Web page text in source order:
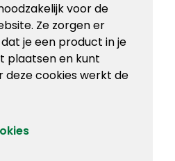
voor de
Ze zorgen er
je een product in je
plaatsen en kunt
deze cookies werkt de